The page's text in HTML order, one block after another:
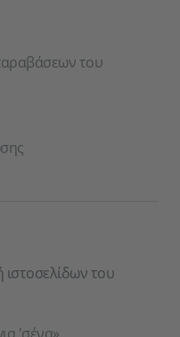
του
ιστοσελίδων του